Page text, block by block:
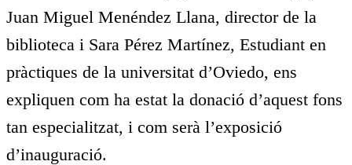
Juan Miguel Menéndez Llana, director de la
biblioteca i Sara Pérez Martínez, Estudiant en
pràctiques de la universitat d’Oviedo, ens
expliquen com ha estat la donació d’aquest fons
tan especialitzat, i com serà l’exposició
d’inauguració.